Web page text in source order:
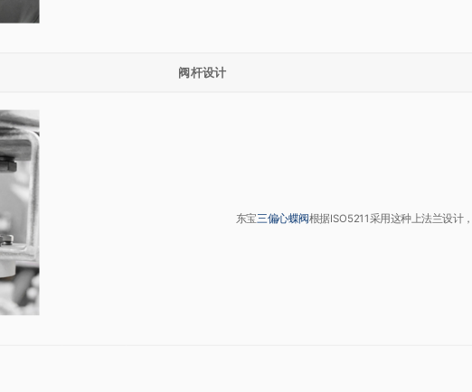
阀杆设计
东宝三偏心蝶阀根据ISO5211采用这种上法兰设计